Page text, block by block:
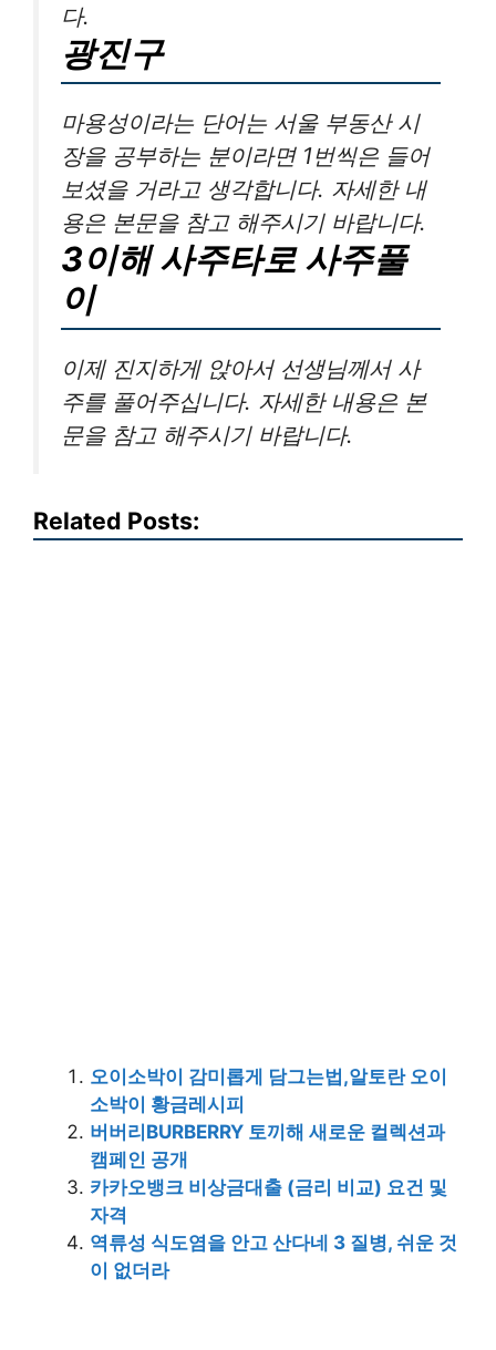
다.
광진구
마용성이라는 단어는 서울 부동산 시
장을 공부하는 분이라면 1번씩은 들어
보셨을 거라고 생각합니다. 자세한 내
용은 본문을 참고 해주시기 바랍니다.
3이해 사주타로 사주풀
이
이제 진지하게 앉아서 선생님께서 사
주를 풀어주십니다. 자세한 내용은 본
문을 참고 해주시기 바랍니다.
Related Posts:
오이소박이 감미롭게 담그는법,알토란 오이
소박이 황금레시피
버버리BURBERRY 토끼해 새로운 컬렉션과
캠페인 공개
카카오뱅크 비상금대출 (금리 비교) 요건 및
자격
역류성 식도염을 안고 산다네 3 질병, 쉬운 것
이 없더라